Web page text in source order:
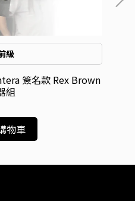
級
簽名款 Rex Brown
組
物車